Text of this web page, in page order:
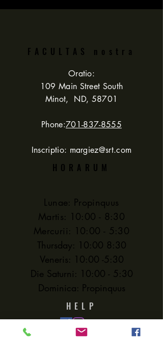
Simpliciter adde pileum
plenum refrigerantis ad
aquae molentis alveum
ad augendam
lubricationem et calorem
— vitam amplificandi et
promovendi velocius
Formula non noxia.
Venduntur per 8
lagenam unciam.
FACULTAS nostra
Oratio:
109 Main Street South
Minot, ND, 58701
Phone:701-837-8555
Inscriptio: margiez@srt.com
HORARUM
Lunae: Propinquus
Martis: 10:00 - 8:30
Mercurii: 10:00 - 5:30
Thursday: 10:00 8:30
Veneris: 10:00 -5:30
Die Saturni: 10:00 - 5:30
Dominica: Propinquus
HELP